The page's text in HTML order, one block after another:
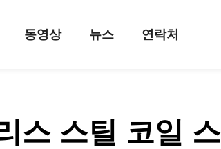
동영상 뉴스 연락처
스 스틸 코일